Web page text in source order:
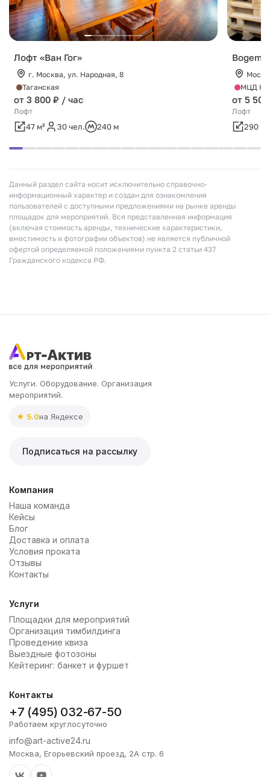
Лофт «Ван Гог»
г. Москва, ул. Народная, 8
Таганская
от 3 800 ₽ / час
Лофт
47 м² 30 чел. 240 м
МЦД
от 5
Лофт
290 м²
Данный раздел сайта носит исключительно справочно-
информационный характер и создан для ознакомления
пользователей с доступными предложениями на рынке аренды
площадок для мероприятий. Вся представленная информация
(включая стоимость аренды, технические характеристики,
вместимость и фотографии объектов) не является публичной
офертой определяемой положениями пункта 2 статьи 437
Гражданского кодекса РФ.
Услуги. Оборудование. Организация
мероприятий.
★ 5.0на Яндексе
Подписаться на рассылку
Компания
Наша команда
Кейсы
Блог
Доставка и оплата
Условия проката
Отзывы
Контакты
Услуги
Площадки для мероприятий
Организация тимбилдинга
Проведение квиза
Выездные фотозоны
Кейтеринг: банкет и фуршет
Контакты
+7 (495) 032-67-50
Работаем круглосуточно
info@art-active24.ru
Москва, Егорьевский проезд, 2А стр. 6